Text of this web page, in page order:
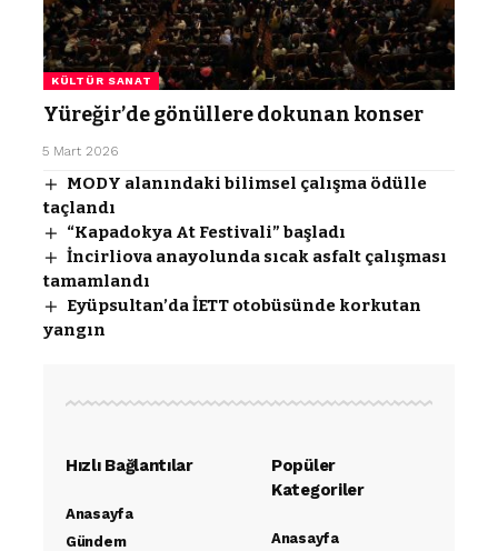
KÜLTÜR SANAT
Yüreğir’de gönüllere dokunan konser
5 Mart 2026
MODY alanındaki bilimsel çalışma ödülle
taçlandı
“Kapadokya At Festivali” başladı
İncirliova anayolunda sıcak asfalt çalışması
tamamlandı
Eyüpsultan’da İETT otobüsünde korkutan
yangın
Hızlı Bağlantılar
Anasayfa
Gündem
Popüler
Kategoriler
Anasayfa